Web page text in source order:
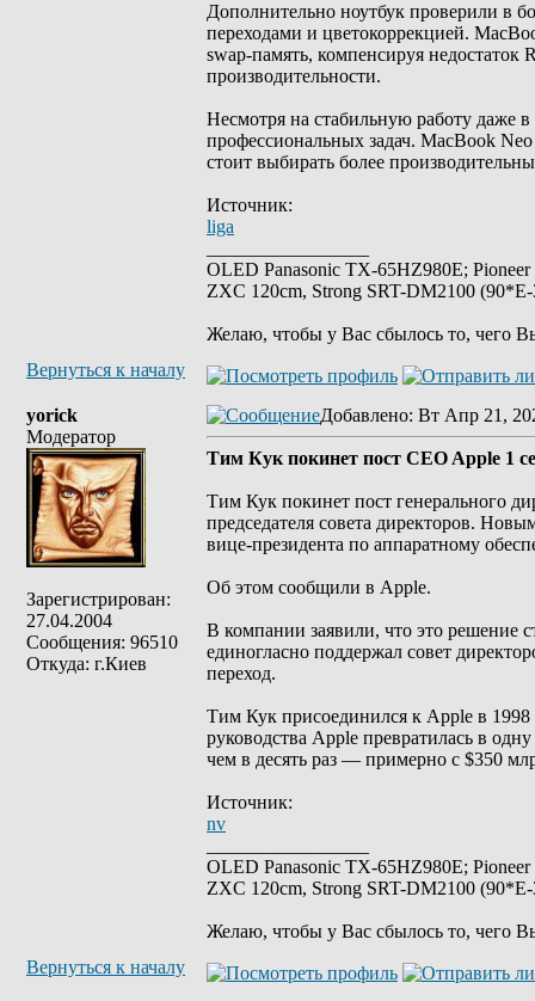
Дополнительно ноутбук проверили в
переходами и цветокоррекцией.
swap-память, компенсируя
производительности.
Несмотря на стабильную работу даже
профессиональных задач. MacBook
стоит выбирать более
Источник:
liga
OLED Panasonic TX-65HZ980E;
ZXC 120cm, Strong SRT-DM2100
Желаю, чтобы у Вас сбылось то, чего
Вернуться к началу
yorick
Модератор
Зарегистрирован:
27.04.2004
Сообщения: 96510
Откуда: г.Киев
Добавлено: Вт Апр 21,
Тим Кук покинет пост CEO Apple 1
Тим Кук покинет пост генерального
председателя совета директоров.
вице-президента по аппаратному
Об этом сообщили в Apple.
В компании заявили, что это решение
единогласно поддержал совет
переход.
Тим Кук присоединился к Apple в 1998
руководства Apple превратилась в
чем в десять раз — примерно с $350
Источник:
nv
OLED Panasonic TX-65HZ980E;
ZXC 120cm, Strong SRT-DM2100
Желаю, чтобы у Вас сбылось то, чего
Вернуться к началу